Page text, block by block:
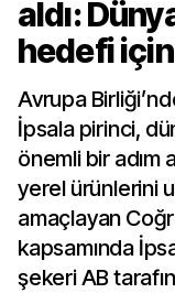
aldı:
hedefi için
Avrupa
İpsala pirinci,
önemli bir adım
yerel ürünlerini
amaçlayan
kapsamında
şekeri AB